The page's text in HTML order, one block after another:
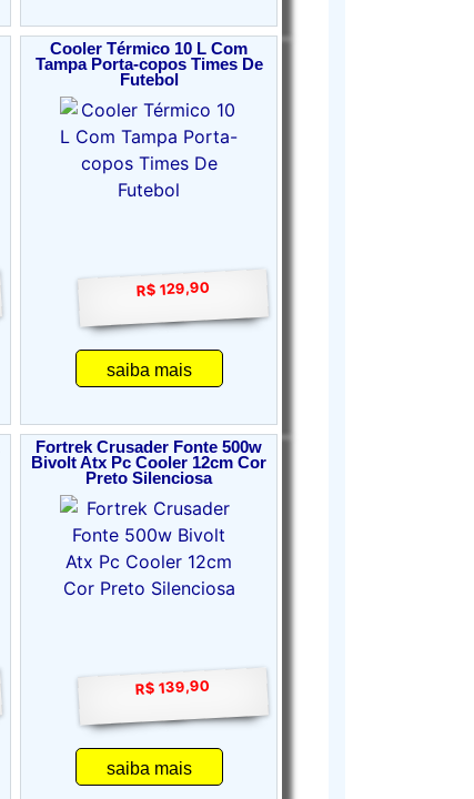
Cooler Térmico 10 L Com
Tampa Porta-copos Times De
Futebol
R$ 129,90
saiba mais
Fortrek Crusader Fonte 500w
Bivolt Atx Pc Cooler 12cm Cor
Preto Silenciosa
R$ 139,90
saiba mais